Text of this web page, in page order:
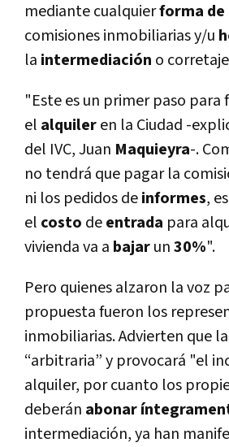
mediante cualquierforma de
comisiones inmobiliarias y/u
la intermediación o
"Este es un primer paso para
el alquileren la Ciudad -
del IVC, Juan Maquieyra-.
no tendrá que pagar la
ni los pedidos deinformes,
el costo deentrada para
vivienda va a bajarun30%".
Pero quienes alzaron la voz
propuesta fueron los
inmobiliarias. Advierten que
“arbitraria” y provocará "el
alquiler, por cuanto los
deberán abonar
intermediación, ya han